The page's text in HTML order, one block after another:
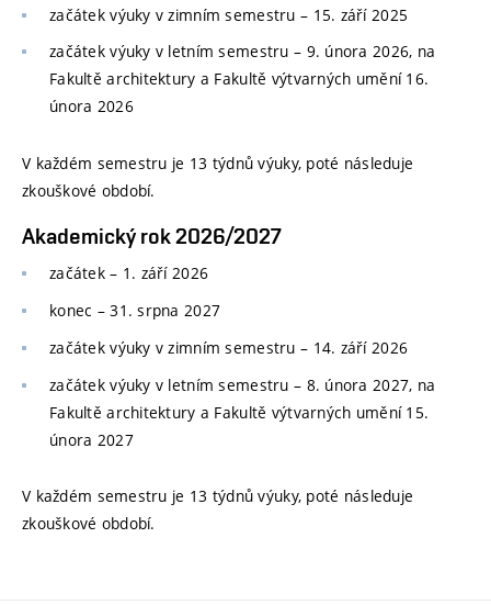
začátek výuky v zimním semestru – 15. září 2025
začátek výuky v letním semestru – 9. února 2026, na
Fakultě architektury a Fakultě výtvarných umění 16.
února 2026
V každém semestru je 13 týdnů výuky, poté následuje
zkouškové období.
Akademický rok 2026/2027
začátek – 1. září 2026
konec –31. srpna 2027
začátek výuky v zimním semestru – 14. září 2026
začátek výuky v letním semestru – 8. února 2027, na
Fakultě architektury a Fakultě výtvarných umění 15.
února 2027
V každém semestru je 13 týdnů výuky, poté následuje
zkouškové období.